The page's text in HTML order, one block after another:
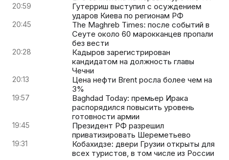
20:59
Гутерриш выступил с осуждением
ударов Киева по регионам РФ
20:45
The Maghreb Times: после событий в
Сеуте около 60 марокканцев пропали
без вести
20:28
Кадыров зарегистрирован
кандидатом на должность главы
Чечни
20:13
Цена нефти Brent росла более чем на
3%
19:57
Baghdad Today: премьер Ирака
распорядился повысить уровень
готовности армии
19:45
Президент РФ разрешил
приватизировать Шереметьево
19:31
Кобахидзе: двери Грузии открыты для
всех туристов, в том числе из России